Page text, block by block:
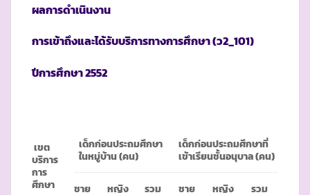
ผลการดำเนินงาน
การเข้าถึงและได้รับบริการทางการศึกษา (ว2_101)
ปีการศึกษา2552
เขต
บริการ
การ
ศึกษา
เด็กก่อนประถมศึกษา
ในหมู่บ้าน (คน)
เด็กก่อนประถมศึกษาที่
เข้าเรียนชั้นอนุบาล (คน)
ชาย หญิง รวม ชาย หญิง รวม